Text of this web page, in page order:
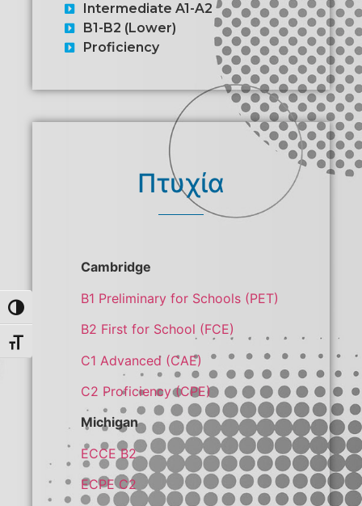
Εναλλαγή Υψηλής Αντίθεσης
Εναλλαγή Μεγέθους Γραμμάτων
Intermediate A1-A2
B1-B2 (Lower)
Proficiency
Πτυχία
Cambridge
B1 Preliminary for Schools (PET)
B2 First for School (FCE)
C1 Advanced (CAE)
C2 Proficiency (CPE)
Michigan
ECCE B2
ECPE C2